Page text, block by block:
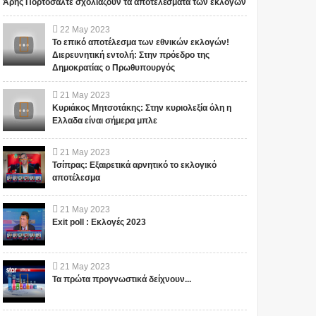
Άρης Πορτοσάλτε σχολιάζουν τα αποτελέσματα των εκλογών
22 May 2023
Το επικό αποτέλεσμα των εθνικών εκλογών!
Διερευνητική εντολή: Στην πρόεδρο της
Δημοκρατίας ο Πρωθυπουργός
21 May 2023
Κυριάκος Μητσοτάκης: Στην κυριολεξία όλη η
Ελλαδα είναι σήμερα μπλε
21 May 2023
Τσίπρας: Εξαιρετικά αρνητικό το εκλογικό
αποτέλεσμα
21 May 2023
Exit poll : Εκλογές 2023
21 May 2023
Τα πρώτα προγνωστικά δείχνουν...